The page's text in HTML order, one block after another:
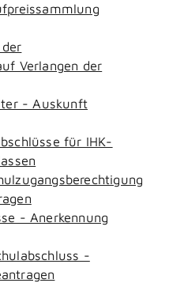
Verlangen der
- Auskunft
für IHK-
- Anerkennung
-